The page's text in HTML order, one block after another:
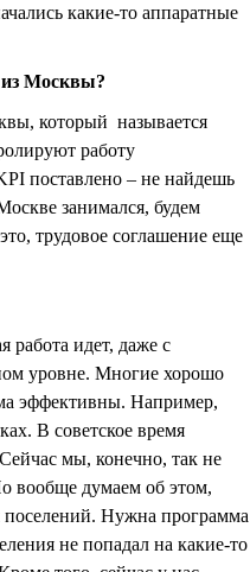
какие-то аппаратные
из Москвы?
который называется
работу
поставлено – не найдешь
занимался, будем
трудовое соглашение еще
идет, даже с
уровне. Многие хорошо
эффективны. Например,
В советское время
мы, конечно, так не
вообще думаем об этом,
поселений. Нужна программа
не попадал на какие-то